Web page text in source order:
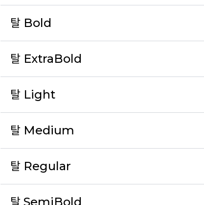
탈 Bold
탈 ExtraBold
탈 Light
탈 Medium
탈 Regular
탈 SemiBold